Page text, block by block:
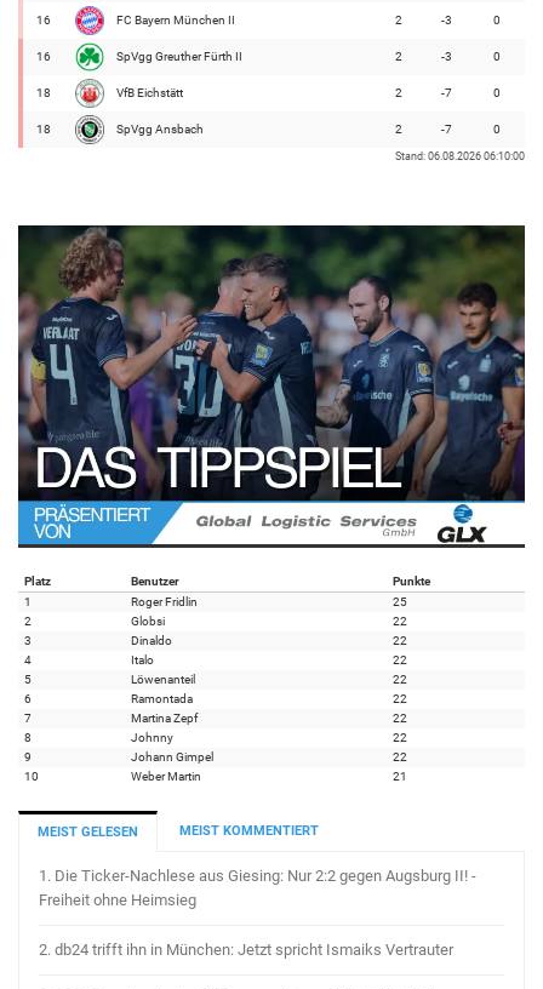
16 FC Bayern München II 2 -3 0
16 SpVgg Greuther Fürth II 2 -3 0
18 VfB Eichstätt 2 -7 0
18 SpVgg Ansbach 2 -7 0
Stand: 06.08.2026 06:10:00
Platz Benutzer
Punkte
1
Roger Fridlin
25
2
Globsi
22
3
Dinaldo
22
4
Italo
22
5
Löwenanteil
22
6
Ramontada
22
7
Martina Zepf
22
8
Johnny
22
9
Johann Gimpel
22
10
Weber Martin 21
MEIST GELESEN MEIST KOMMENTIERT
1. Die Ticker-Nachlese aus Giesing: Nur 2:2 gegen Augsburg II! -
Freiheit ohne Heimsieg
2. db24 trifft ihn in München: Jetzt spricht Ismaiks Vertrauter